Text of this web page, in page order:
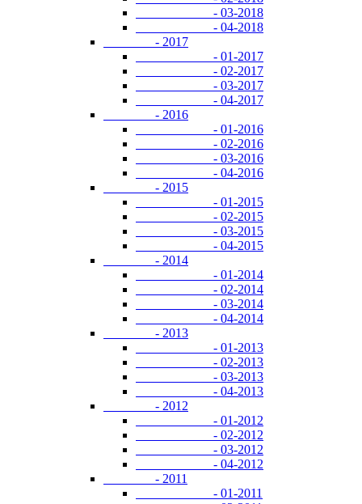
- 03-2018
- 04-2018
- 2017
- 01-2017
- 02-2017
- 03-2017
- 04-2017
- 2016
- 01-2016
- 02-2016
- 03-2016
- 04-2016
- 2015
- 01-2015
- 02-2015
- 03-2015
- 04-2015
- 2014
- 01-2014
- 02-2014
- 03-2014
- 04-2014
- 2013
- 01-2013
- 02-2013
- 03-2013
- 04-2013
- 2012
- 01-2012
- 02-2012
- 03-2012
- 04-2012
- 2011
- 01-2011